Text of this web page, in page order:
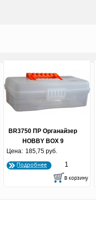
BR3750 ПР Органайзер
HOBBY BOX 9
прозрачный (по 18 шт.)
Цена: 185,75 руб.
Подробнее